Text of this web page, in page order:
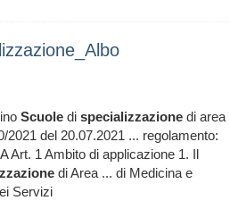
Scuole di specializzazione di area
2021 del 20.07.2021 ... regolamento:
Art. 1 Ambito di applicazione 1. Il
di Area ... di Medicina e
Servizi